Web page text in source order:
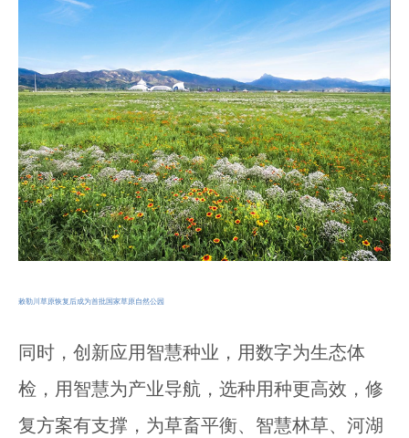
敕勒川草原恢复后成为首批国家草原自然公园
同时，创新应用智慧种业，用数字为生态体
检，用智慧为产业导航，选种用种更高效，修
复方案有支撑，为草畜平衡、智慧林草、河湖